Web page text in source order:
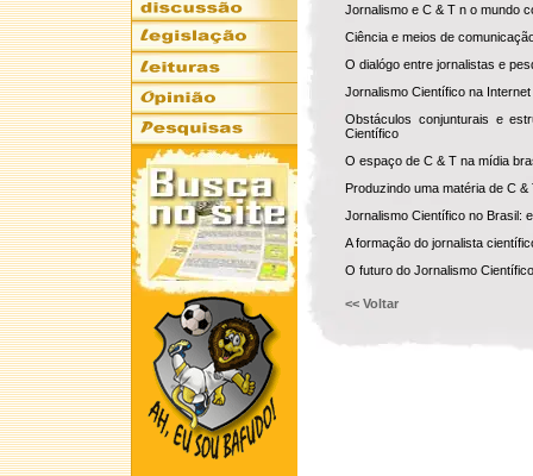
Jornalismo e C & T n o mundo
Ciência e meios de
O dialógo entre jornalistas e
Jornalismo Científico na Internet
Obstáculos conjunturais e
Científico
O espaço de C & T na mídia
Produzindo uma matéria de C
Jornalismo Científico no Brasil:
A formação do jornalista
O futuro do Jornalismo Científico
<< Voltar